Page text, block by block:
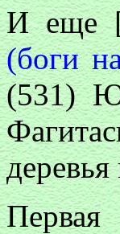
И еще
(боги
(531)